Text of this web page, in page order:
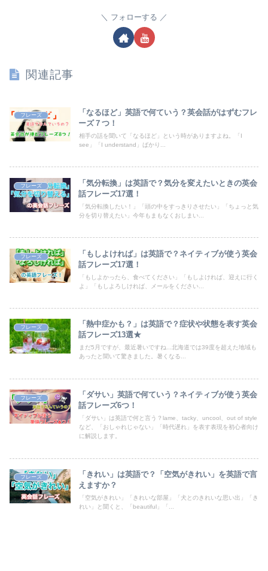
フォローする
関連記事
フレーズ
「なるほど」英語で何ていう？英会話がはずむフレ
ーズ７つ！
相手の話を聞いて「なるほど」という時がありますよね。「I
see」「I understand」ばかり...
フレーズ
「気分転換」は英語で？気分を変えたいときの英会
話フレーズ17選！
「気分転換したい！」「頭の中をすっきりさせたい」「ちょっと気
分を切り替えたい」今年もまもなくおしまい...
フレーズ
「もしよければ」は英語で？ネイティブが使う英会
話フレーズ17選！
「もしよかったら、食べてください」「もしよければ、迎えに行く
よ」「もしよろしければ、メールをください...
フレーズ
「熱中症かも？」は英語で？症状や状態を表す英会
話フレーズ13選★
まだ5月ですが、最近暑いですね...北海道では39度を超えた地域も
あったと聞いて驚きました。暑くなる...
フレーズ
「ダサい」英語で何ていう？ネイティブが使う英会
話フレーズ6つ！
「ダサい」は英語で何と言う？lame、tacky、uncool、out of style
など、「おしゃれじゃない」「時代遅れ」を表す表現を初心者向け
に解説します。
フレーズ
「きれい」は英語で？「空気がきれい」を英語で言
えますか？
「空気がきれい」「きれいな部屋」「犬とのきれいな思い出」「き
れい」と聞くと、「beautiful」「...